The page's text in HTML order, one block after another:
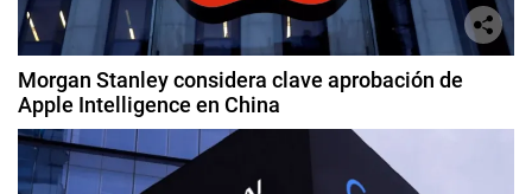
Morgan Stanley considera clave aprobación de
Apple Intelligence en China